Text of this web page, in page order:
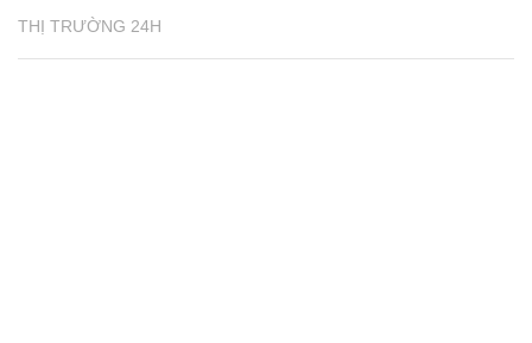
THỊ TRƯỜNG 24H